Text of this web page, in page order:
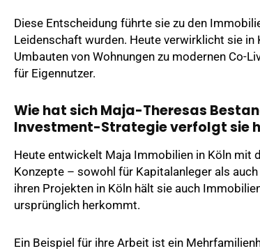
Diese Entscheidung führte sie zu den
Leidenschaft wurden. Heute verwirklicht sie in
Umbauten von Wohnungen zu modernen Co-
für Eigennutzer.
Wie hat sich Maja-Theresas
Investment-Strategie verfolgt sie
Heute entwickelt Maja Immobilien in Köln mit
Konzepte – sowohl für Kapitalanleger als
ihren Projekten in Köln hält sie auch
ursprünglich herkommt.
Ein Beispiel für ihre Arbeit ist ein